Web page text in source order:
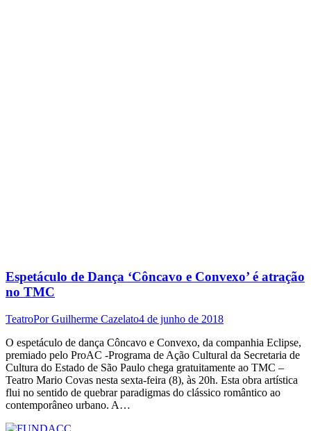
Espetáculo de Dança ‘Côncavo e Convexo’ é atração
no TMC
TeatroPorGuilherme Cazelato4 de junho de 2018
O espetáculo de dança Côncavo e Convexo, da companhia Eclipse,
premiado pelo ProAC -Programa de Ação Cultural da Secretaria de
Cultura do Estado de São Paulo chega gratuitamente ao TMC –
Teatro Mario Covas nesta sexta-feira (8), às 20h. Esta obra artística
flui no sentido de quebrar paradigmas do clássico romântico ao
contemporâneo urbano. A…